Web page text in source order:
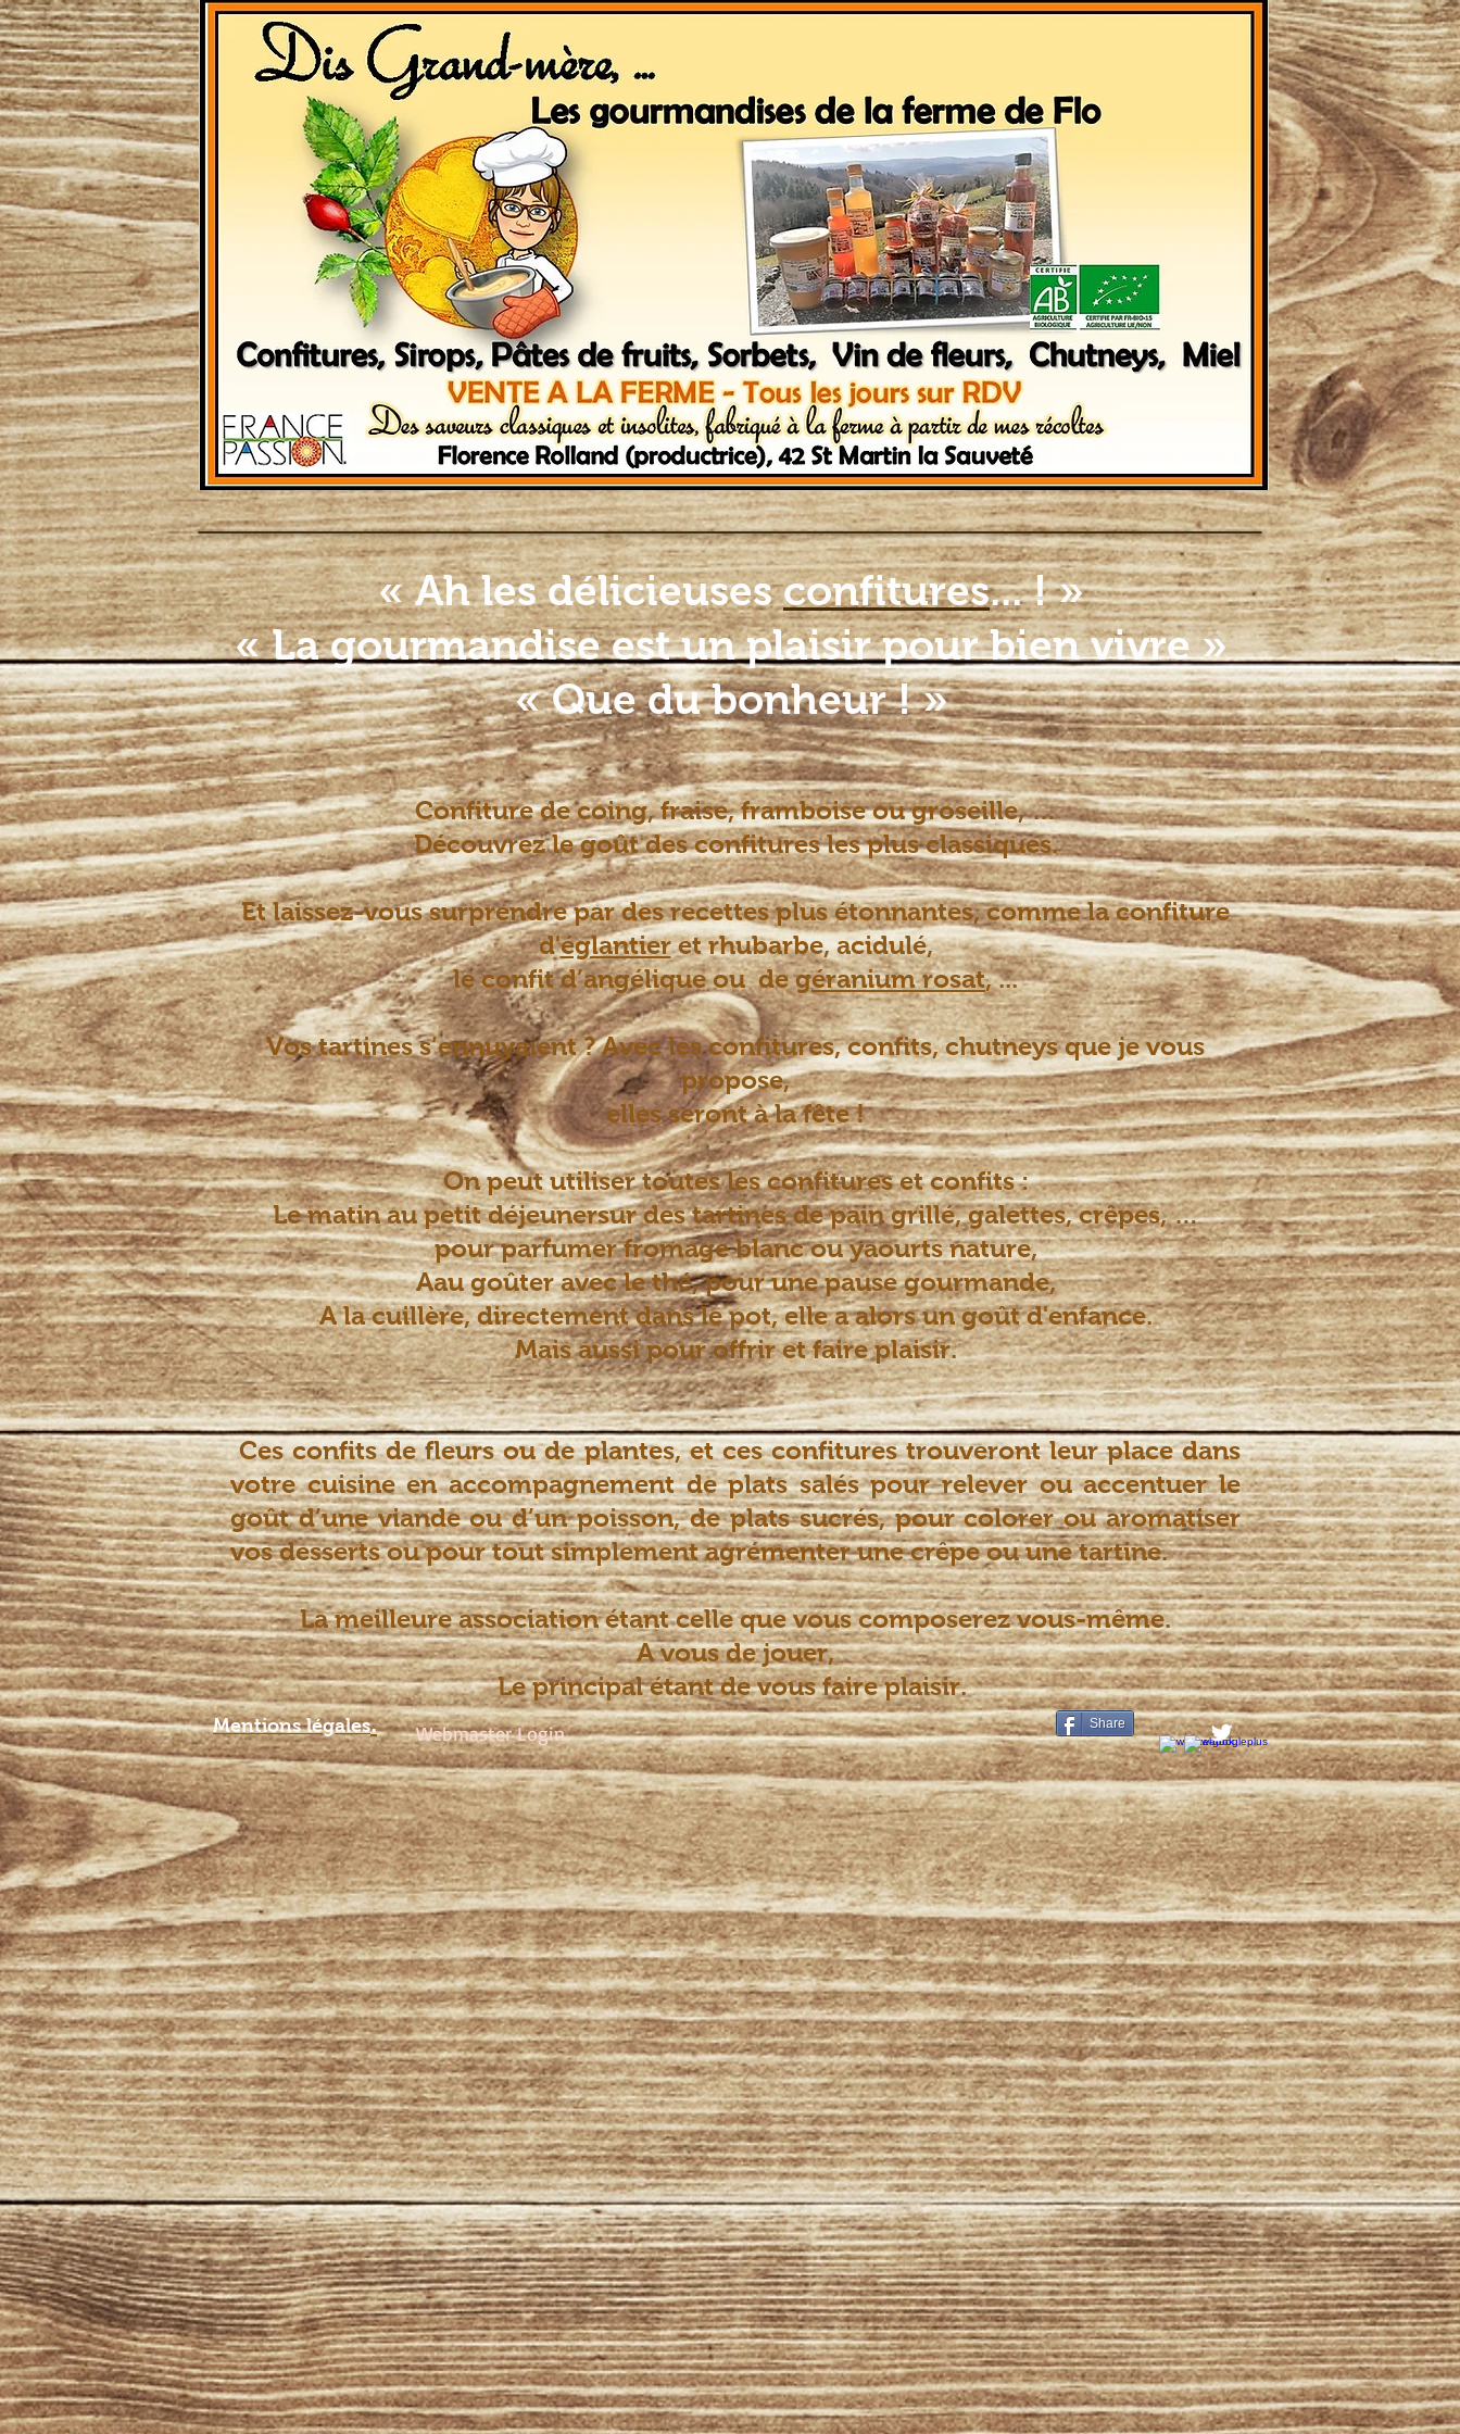
Accueil Mes cultures Mes produits utilisation ou recettes Contact tourisme local Revue de presse liens
« Ah les délicieusesconfitures... ! »
« La gourmandise est un plaisir pour bien vivre »
« Que du bonheur ! »
Confiture de coing, fraise, framboise ou groseille, …
Découvrez le goût des confitures les plus classiques.
Et laissez-vous surprendre par des recettes plus étonnantes, comme la confiture
d'églantieret rhubarbe,acidulé,
le confitd’angélique ou degéranium rosat, ...
Vos tartines s’ennuyaient ? Avec les confitures, confits, chutneys que je vous
propose,
elles seront à la fête !
On peut utiliser toutes lesconfitures etconfits :
Le matin au petit déjeunersur des tartines de pain grillé, galettes, crêpes, …
pour parfumer fromage blanc ou yaourts nature,
Aau goûter avec le thé, pour une pause gourmande,
A la cuillère, directement dans le pot, elle a alors un goût d'enfance.
Mais aussi pour offrir et faire plaisir.
Ces confits de fleurs ou de plantes, et ces confitures trouveront leur place dans
votre cuisine en accompagnement de plats salés pour relever ou accentuer le
goût d’une viande ou d’un poisson, de plats sucrés, pour colorer ou aromatiser
vos desserts ou pour tout simplement agrémenter une crêpe ou une tartine.
La meilleure association étant celle que vous composerez vous-même.
A vous de jouer,
Le principal étant de vous faire plaisir.
Mentions légales. Webmaster Login Share